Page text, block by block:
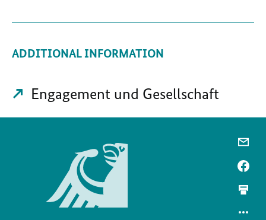
ADDITIONAL INFORMATION
Engagement und Gesellschaft